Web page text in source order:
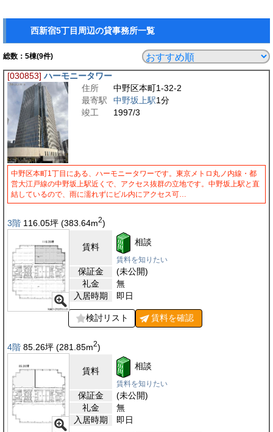
西新宿5丁目周辺の貸事務所一覧
総数： 5棟(9件)
[030853] ハーモニータワー
住所
中野区本町1-32-2
最寄駅
中野坂上駅1分
竣工
1997/3
中野区本町1丁目にある、ハーモニータワーです。東京メトロ丸ノ内線・都
営大江戸線の中野坂上駅近くで、アクセス抜群の立地です。中野坂上駅と直
結しているので、雨に濡れずにビル内にアクセス可…
3階 116.05坪 (383.64m2)
賃料 相談
賃料を知りたい
保証金
(未公開)
礼金
無
入居時期
即日
検討リスト 賃料を確認
4階 85.26坪 (281.85m2)
賃料 相談
賃料を知りたい
保証金
(未公開)
礼金
無
入居時期
即日